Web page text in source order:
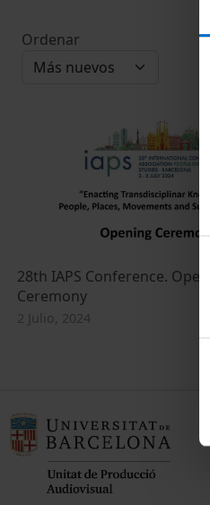
Ordenar
28th IAPS Conference.
Ceremony
2 Julio, 2024